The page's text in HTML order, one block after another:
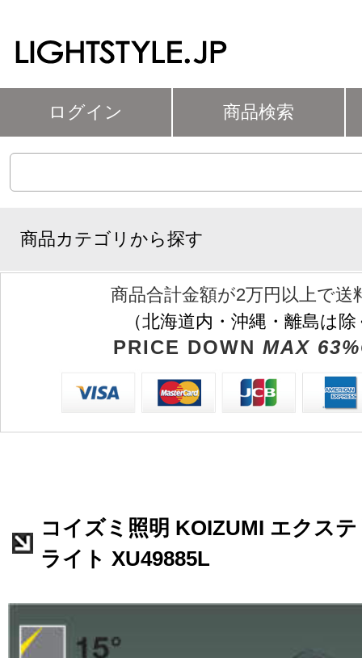
ログイン 商品検索
商品カテゴリから探す
商品合計金額が2万円以上で送
（北海道内・沖縄・離島は
PRICE DOWN MAX
コイズミ照明 KOIZUMI エクス
ライト XU49885L